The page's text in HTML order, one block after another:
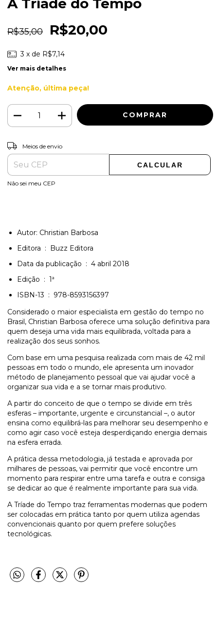
A Tríade do Tempo
R$35,00 R$20,00
3 x de R$7,14
Ver mais detalhes
Atenção, última peça!
Entregas para o CEP:
Meios de envio
CALCULAR
Não sei meu CEP
Autor: Christian Barbosa
Editora ‏ : ‎ Buzz Editora
Data da publicação ‏ : ‎ 4 abril 2018
Edição ‏ : ‎ 1ª
ISBN-13 ‏ : ‎ 978-8593156397
Considerado o maior especialista em gestão do tempo no
Brasil, Christian Barbosa oferece uma solução definitiva para
quem deseja uma vida mais equilibrada, voltada para a
realização dos seus sonhos.
Com base em uma pesquisa realizada com mais de 42 mil
pessoas em todo o mundo, ele apresenta um inovador
método de planejamento pessoal que vai ajudar você a
organizar sua vida e a se tornar mais produtivo.
A partir do conceito de que o tempo se divide em três
esferas – importante, urgente e circunstancial –, o autor
ensina como equilibrá-las para melhorar seu desempenho e
como agir caso você esteja desperdiçando energia demais
na esfera errada.
A prática dessa metodologia, já testada e aprovada por
milhares de pessoas, vai permitir que você encontre um
momento para respirar entre uma tarefa e outra e consiga
se dedicar ao que é realmente importante para sua vida.
A Tríade do Tempo traz ferramentas modernas que podem
ser colocadas em prática tanto por quem utiliza agendas
convencionais quanto por quem prefere soluções
tecnológicas.